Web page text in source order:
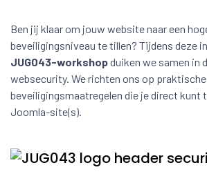
Ben jij klaar om jouw website naar een
beveiligingsniveau te tillen? Tijdens deze
JUG043-workshopduiken we samen in
websecurity. We richten ons op praktische
beveiligingsmaatregelen die je direct kunt
Joomla-site(s).